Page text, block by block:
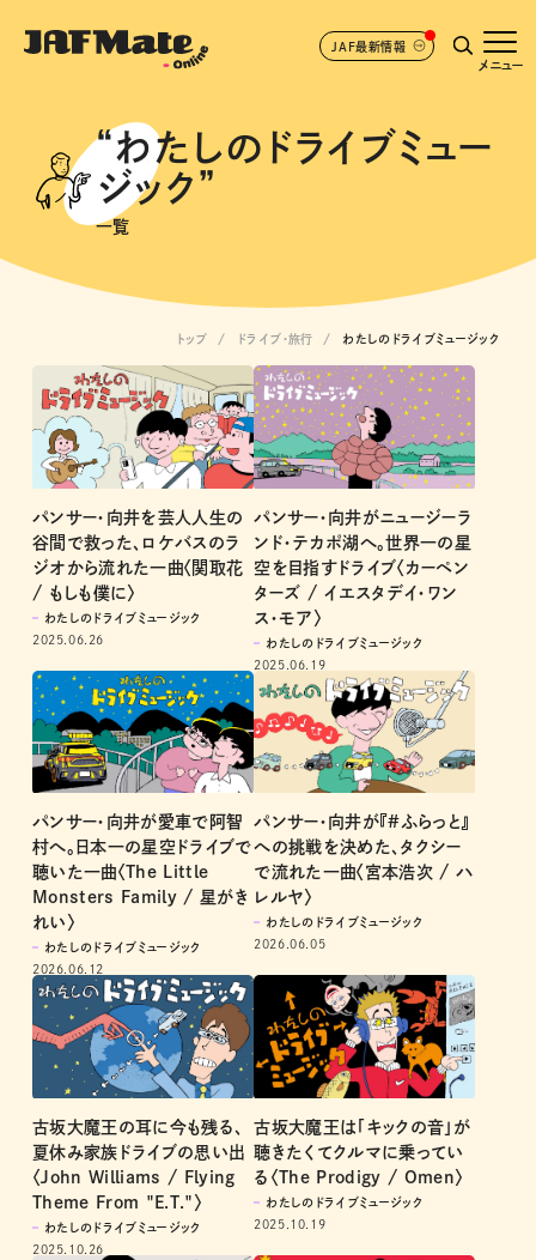
JAF最新情報
メニュー
“わたしのドライブミュー
ジック”
一覧
トップ ドライブ･旅行 わたしのドライブミュージック
パンサー・向井を芸人人生の
谷間で救った、ロケバスのラ
ジオから流れた一曲〈関取花
/ もしも僕に〉
わたしのドライブミュージック
2025.06.26
パンサー・向井がニュージーラ
ンド・テカポ湖へ。世界一の星
空を目指すドライブ〈カーペン
ターズ / イエスタデイ・ワン
ス・モア〉
わたしのドライブミュージック
2025.06.19
パンサー・向井が愛車で阿智
村へ。日本一の星空ドライブで
聴いた一曲〈The Little
Monsters Family / 星がき
れい〉
わたしのドライブミュージック
2026.06.12
パンサー・向井が『#ふらっと』
への挑戦を決めた、タクシー
で流れた一曲〈宮本浩次 / ハ
レルヤ〉
わたしのドライブミュージック
2026.06.05
古坂大魔王の耳に今も残る、
夏休み家族ドライブの思い出
〈John Williams / Flying
Theme From "E.T."〉
わたしのドライブミュージック
2025.10.26
古坂大魔王は「キックの音」が
聴きたくてクルマに乗ってい
る〈The Prodigy / Omen〉
わたしのドライブミュージック
2025.10.19